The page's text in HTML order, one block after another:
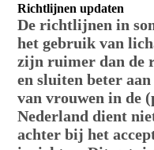
Richtlijnen updaten
De richtlijnen in
het gebruik van
zijn ruimer dan de
en sluiten beter
van vrouwen in de
Nederland dient
achter bij het